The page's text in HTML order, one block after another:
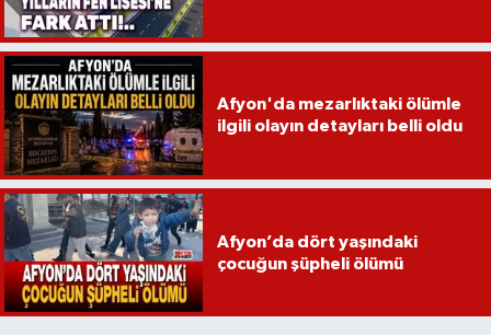
Afyon'da mezarlıktaki ölümle
ilgili olayın detayları belli oldu
Afyon’da dört yaşındaki
çocuğun şüpheli ölümü